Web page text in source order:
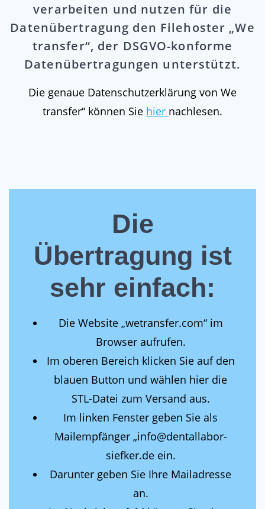
verarbeiten und nutzen für die
Datenübertragung den Filehoster „We
transfer“, der DSGVO-konforme
Datenübertragungen unterstützt.
Die genaue Datenschutzerklärung von We
transfer“ können Sie hier nachlesen.
Die
Übertragung ist
sehr einfach:
Die Website „wetransfer.com“ im
Browser aufrufen.
Im oberen Bereich klicken Sie auf den
blauen Button und wählen hier die
STL-Datei zum Versand aus.
Im linken Fenster geben Sie als
Mailempfänger „info@dentallabor-
siefker.de ein.
Darunter geben Sie Ihre Mailadresse
an.